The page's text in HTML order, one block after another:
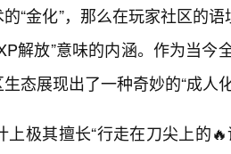
“金化”，那么在玩家社区的语
解放”意味的内涵。作为当今
态展现出了一种奇妙的“成人化
极其擅长“行走在刀尖上的